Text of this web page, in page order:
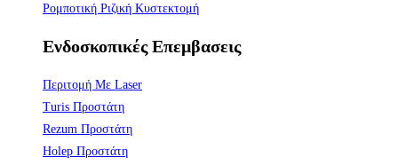
Ρομποτική Ριζική Κυστεκτομή
Ενδοσκοπικές Επεμβασεις
Περιτομή Με Laser
Turis Προστάτη
Rezum Προστάτη
Holep Προστάτη